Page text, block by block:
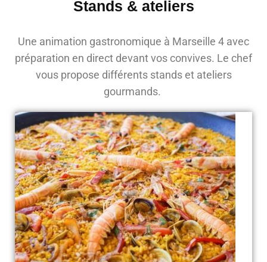
Stands & ateliers
Une animation gastronomique à Marseille 4 avec
préparation en direct devant vos convives. Le chef
vous propose différents stands et ateliers
gourmands.